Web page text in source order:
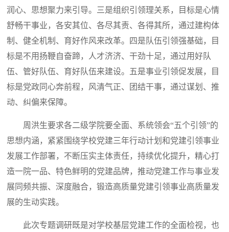
润心、思想聚力来引导。三是组织引领理关系，目标是心情
舒畅干事业，各安其位、各尽其责、各得其所，通过建构体
制、健全机制、育好作风来改革。四是队伍引领强基础，目
标是不用扬鞭自奋蹄，人才济济、干劲十足，通过用好队
伍、管好队伍、育好队伍来建设。五是事业引领促发展，目
标是党政同心奔前程，风清气正、团结干事，通过谋划、推
动、纠偏来保障。
周洪生要求各二级学院要全面、系统领会“五个引领”的
思想内涵，紧紧围绕学校党建三年行动计划和党建引领事业
发展工作部署，不断压实主体责任，持续优化提升，精心打
造一院一品、特色鲜明的党建品牌，推动党建工作与事业发
展同频共振、深度融合，锻造高质量党建引领事业高质量发
展的生动实践。
此次专题调研既是对学校基层党建工作的全面检视，也